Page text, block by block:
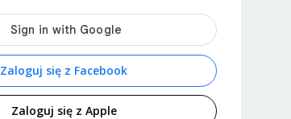
Zaloguj się z Facebook
Zaloguj się z Apple